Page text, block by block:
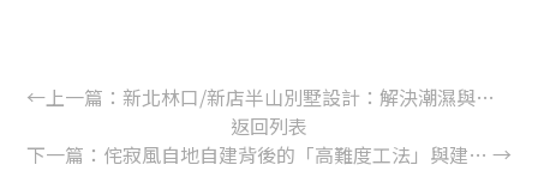
←上一篇： 新北林口/新店半山別墅設計：解決潮濕與景觀難題，打造「會呼吸」的頂級養生傳世宅
返回列表
下一篇： 侘寂風自地自建背後的「高難度工法」與建築細節，看似粗獷，實則精密設計過 →